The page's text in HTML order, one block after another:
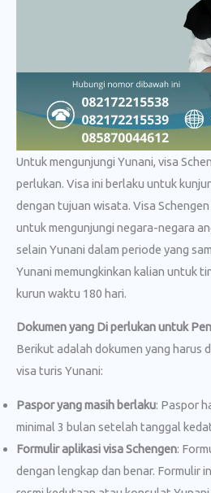
Untuk mengunjungi Yunani, visa
perlukan. Visa ini berlaku untuk
dengan tujuan wisata. Visa
untuk mengunjungi negara-negara
selain Yunani dalam periode yang
Yunani memungkinkan kalian untuk
kurun waktu 180 hari.
Dokumen yang Di perlukan untuk
Berikut adalah dokumen yang harus
visa turis Yunani:
Paspor yang masih berlaku: Paspor
minimal 3 bulan setelah tanggal
Formulir aplikasi visa Schengen:
dengan lengkap dan benar. Formulir